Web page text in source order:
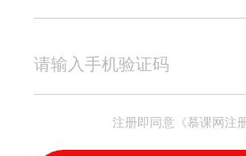
注册即同意《慕课网注